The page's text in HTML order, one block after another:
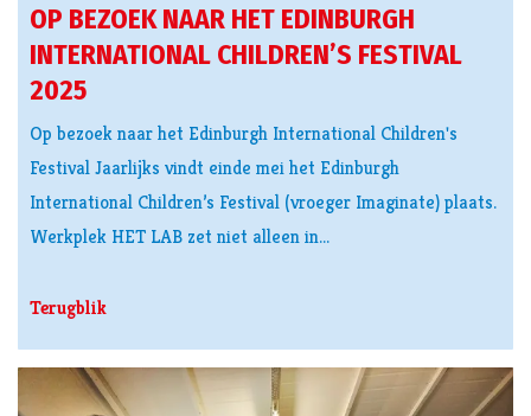
OP BEZOEK NAAR HET EDINBURGH
INTERNATIONAL CHILDREN’S FESTIVAL
2025
Op bezoek naar het Edinburgh International Children's
Festival Jaarlijks vindt einde mei het Edinburgh
International Children’s Festival (vroeger Imaginate) plaats.
Werkplek HET LAB zet niet alleen in…
Terugblik